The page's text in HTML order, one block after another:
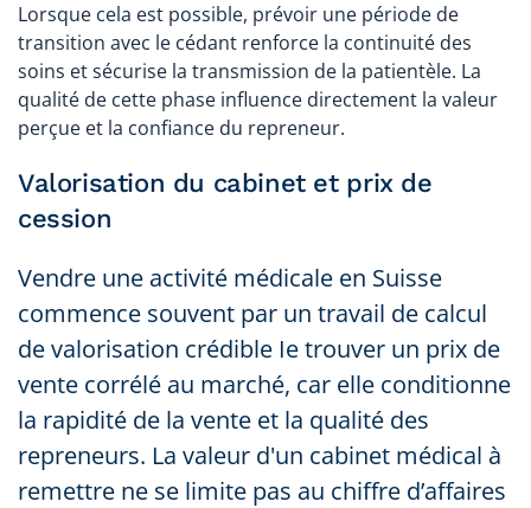
Lorsque cela est possible, prévoir une période de
transition avec le cédant renforce la continuité des
soins et sécurise la transmission de la patientèle. La
qualité de cette phase influence directement la valeur
perçue et la confiance du repreneur.
Valorisation du cabinet et prix de
cession
Vendre une activité médicale en Suisse
commence souvent par un travail de calcul
de valorisation crédible Ie trouver un prix de
vente corrélé au marché, car elle conditionne
la rapidité de la vente et la qualité des
repreneurs. La valeur d'un cabinet médical à
remettre ne se limite pas au chiffre d’affaires